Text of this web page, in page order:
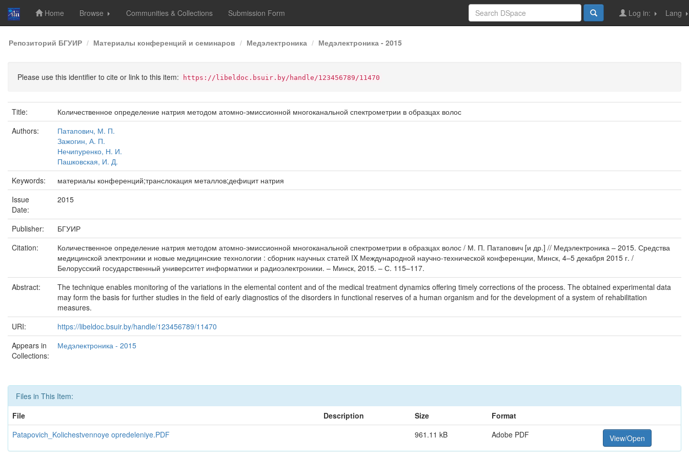
Skip
navigation
Home Browse Communities & Collections Submission Form Lang
Log in:
Репозиторий БГУИР Материалы конференций и семинаров Медэлектроника Медэлектроника - 2015
Please use this identifier to cite or link to this item: https://libeldoc.bsuir.by/handle/123456789/11470
Title:
Количественное определение натрия методом атомно-эмиссионной многоканальной спектрометрии в образцах волос
Authors:
Патапович, М. П.
Зажогин, А. П.
Нечипуренко, Н. И.
Пашковская, И. Д.
Keywords:
материалы конференций;транслокация металлов;дефицит натрия
Issue
Date:
2015
Publisher:
БГУИР
Citation:
Количественное определение натрия методом атомно-эмиссионной многоканальной спектрометрии в образцах волос / М. П. Патапович [и др.] // Медэлектроника – 2015. Средства
медицинской электроники и новые медицинские технологии : сборник научных статей IX Международной научно-технической конференции, Минск, 4–5 декабря 2015 г. /
Белорусский государственный университет информатики и радиоэлектроники. – Минск, 2015. – С. 115–117.
Abstract:
The technique enables monitoring of the variations in the elemental content and of the medical treatment dynamics offering timely corrections of the process. The obtained experimental data
may form the basis for further studies in the field of early diagnostics of the disorders in functional reserves of a human organism and for the development of a system of rehabilitation
measures.
URI:
https://libeldoc.bsuir.by/handle/123456789/11470
Appears in
Collections:
Медэлектроника - 2015
Files in This Item:
File
Description Size
Format
Patapovich_Kolichestvennoye opredeleniye.PDF
961.11 kB Adobe PDF View/Open